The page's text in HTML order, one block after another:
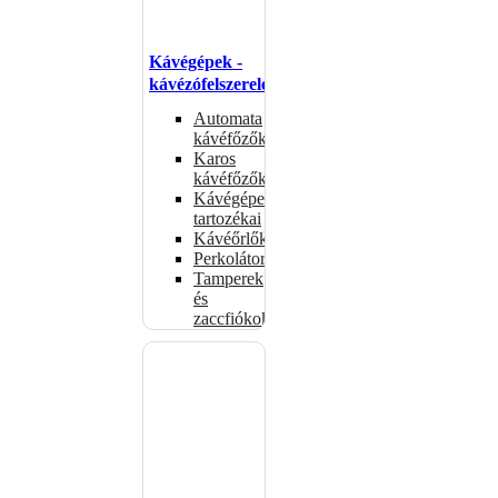
Kávégépek -
kávézófelszerelés
Automata
kávéfőzők
Karos
kávéfőzők
Kávégépek
tartozékai
Kávéőrlők
Perkolátorok
Tamperek
és
zaccfiókok